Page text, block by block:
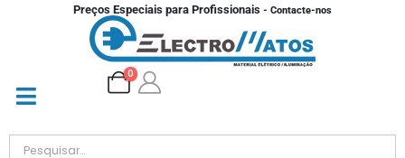
Preços Especiais para Profissionais - Contacte-nos
0